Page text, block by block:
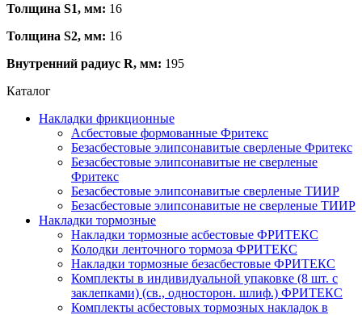
Толщина S1, мм: 16
Толщина S2, мм: 16
Внутренний радиус R, мм: 195
Каталог
Накладки фрикционные
Асбестовые формованные Фритекс
Безасбестовые элипсонавитые сверленые Фритекс
Безасбестовые элипсонавитые не сверленые
Фритекс
Безасбестовые элипсонавитые сверленые ТИИР
Безасбестовые элипсонавитые не сверленые ТИИР
Накладки тормозные
Накладки тормозные асбестовые ФРИТЕКС
Колодки ленточного тормоза ФРИТЕКС
Накладки тормозные безасбестовые ФРИТЕКС
Комплекты в индивидуальной упаковке (8 шт. с
заклепками) (св., односторон. шлиф.) ФРИТЕКС
Комплекты асбестовых тормозных накладок в